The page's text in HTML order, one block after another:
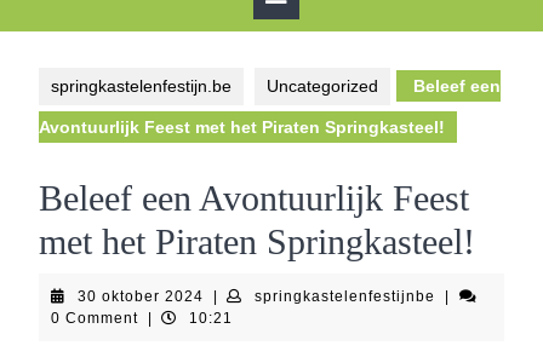
springkastelenfestijn.be Uncategorized Beleef een
Avontuurlijk Feest met het Piraten Springkasteel!
Beleef een Avontuurlijk Feest
met het Piraten Springkasteel!
30 oktober 2024 30
oktober
springkastelenfestijnbe
0 Comment
10:21